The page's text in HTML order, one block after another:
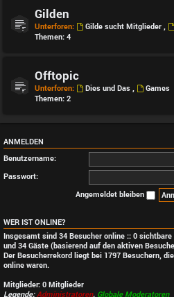
Gilden
Unterforen: Gilde sucht Mitglieder ,
Themen: 4
Offtopic
Unterforen: Dies und Das ,
Games
Themen: 2
ANMELDEN
Benutzername:
Passwort:
Angemeldet bleiben
WER IST ONLINE?
Insgesamt sind 34 Besucher online :: 0
und 34 Gäste (basierend auf den aktiven
Der Besucherrekord liegt bei 1797 Besuchern,
online waren.
Mitglieder: 0 Mitglieder
Legende: Administratoren, Globale Moderatoren